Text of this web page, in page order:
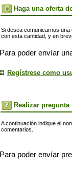
Haga una oferta
Si desea comunicarnos
con esta cantidad, y en
Para poder envíar
Regístrese como
Realizar pregunta
A continuación indique el
comentarios.
Para poder envíar